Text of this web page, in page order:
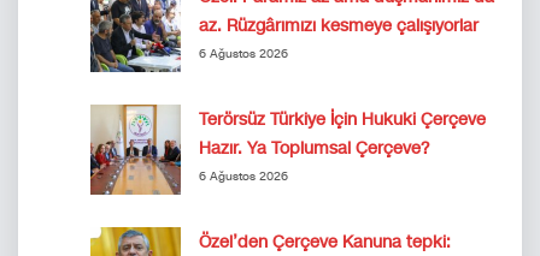
az. Rüzgârımızı kesmeye çalışıyorlar
6 Ağustos 2026
Terörsüz Türkiye İçin Hukuki Çerçeve
Hazır. Ya Toplumsal Çerçeve?
6 Ağustos 2026
Özel’den Çerçeve Kanuna tepki: